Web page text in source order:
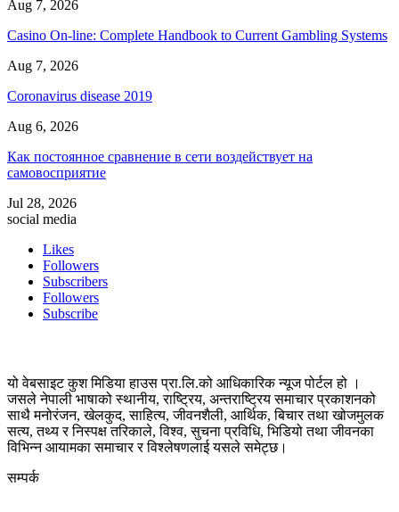
Aug 7, 2026
Casino On-line: Complete Handbook to Current Gambling Systems
Aug 7, 2026
Coronavirus disease 2019
Aug 6, 2026
Как постоянное сравнение в сети воздействует на
самовосприятие
Jul 28, 2026
social media
Likes
Followers
Subscribers
Followers
Subscribe
यो वेबसाइट कुश मिडिया हाउस प्रा.लि.को आधिकारिक न्यूज पोर्टल हो ।
जसले नेपाली भाषाको स्थानीय, राष्ट्रिय, अन्तराष्ट्रिय समाचार प्रकाशनको
साथै मनोरंजन, खेलकुद, साहित्य, जीवनशैली, आर्थिक, बिचार तथा खोजमुलक
सत्य, तथ्य र निस्पक्ष तरिकाले, विश्व, सुचना प्रविधि, भिडियो तथा जीवनका
विभिन्न आयामका समाचार र विश्लेषणलाई यसले समेट्छ।
सम्पर्क